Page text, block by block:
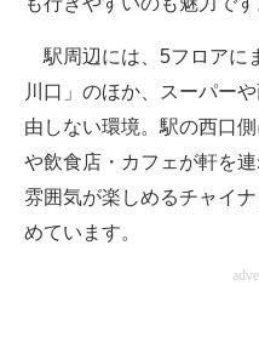
駅周辺には、5フロアに
川口」のほか、スーパー
由しない環境。駅の西口
や飲食店・カフェが軒を
雰囲気が楽しめるチャイ
めています。